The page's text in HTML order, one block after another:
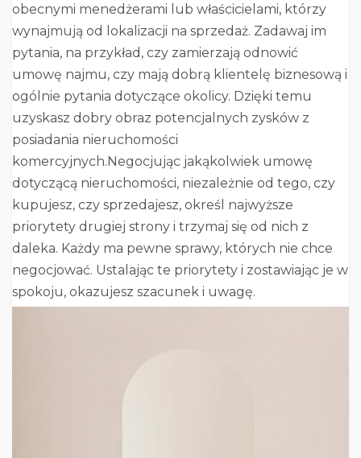
obecnymi menedżerami lub właścicielami, którzy
wynajmują od lokalizacji na sprzedaż. Zadawaj im
pytania, na przykład, czy zamierzają odnowić
umowę najmu, czy mają dobrą klientelę biznesową i
ogólnie pytania dotyczące okolicy. Dzięki temu
uzyskasz dobry obraz potencjalnych zysków z
posiadania nieruchomości
komercyjnych.Negocjując jakąkolwiek umowę
dotyczącą nieruchomości, niezależnie od tego, czy
kupujesz, czy sprzedajesz, określ najwyższe
priorytety drugiej strony i trzymaj się od nich z
daleka. Każdy ma pewne sprawy, których nie chce
negocjować. Ustalając te priorytety i zostawiając je w
spokoju, okazujesz szacunek i uwagę.